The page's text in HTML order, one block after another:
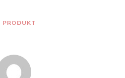
PRODUKT